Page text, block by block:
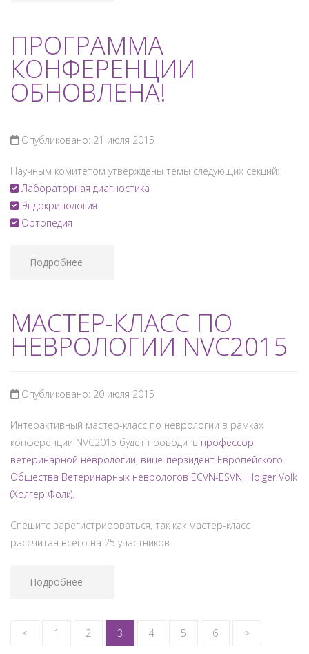
ПРОГРАММА
КОНФЕРЕНЦИИ
ОБНОВЛЕНА!
Опубликовано: 21 июля 2015
Научным комитетом утверждены темы следующих секций:
Лабораторная диагностика
Эндокринология
Ортопедия
Подробнее
МАСТЕР-КЛАСС ПО
НЕВРОЛОГИИ NVC2015
Опубликовано: 20 июля 2015
Интерактивный мастер-класс по неврологии в рамках
конференции NVC2015 будет проводить профессор
ветеринарной неврологии, вице-перзидент Европейского
Общества Ветеринарных неврологов ECVN-ESVN, Holger Volk
(Холгер Фолк).
Спешите зарегистрироваться, так как мастер-класс
рассчитан всего на 25 участников.
Подробнее
< 1 2 3 4 5 6 >